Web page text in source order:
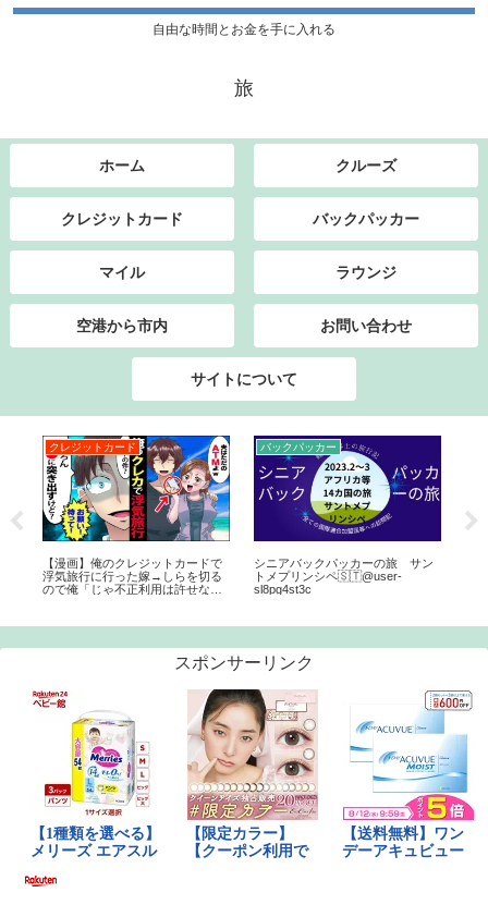
自由な時間とお金を手に入れる
旅
ホーム クルーズ
クレジットカード バックパッカー
マイル ラウンジ
空港から市内 お問い合わせ
サイトについて
クレジットカード
【漫画】俺のクレジットカードで
浮気旅行に行った嫁→しらを切る
ので俺「じゃ不正利用は許せない
【マンガ動画】
バックパッカー
シニアバックパッカーの旅 サン
トメプリンシペ🇸🇹@user-
sl8pg4st3c
スポンサーリンク